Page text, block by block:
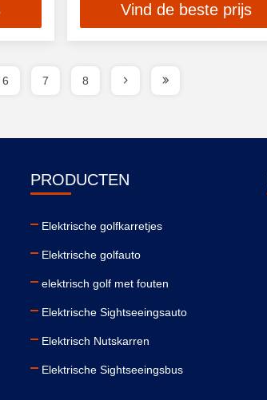
Vind de beste prijs
6 7 8
PRODUCTEN
Elektrische golfkarretjes
Elektrische golfauto
elektrisch golf met fouten
Elektrische Sightseeingsauto
Elektrisch Nutskarren
Elektrische Sightseeingsbus